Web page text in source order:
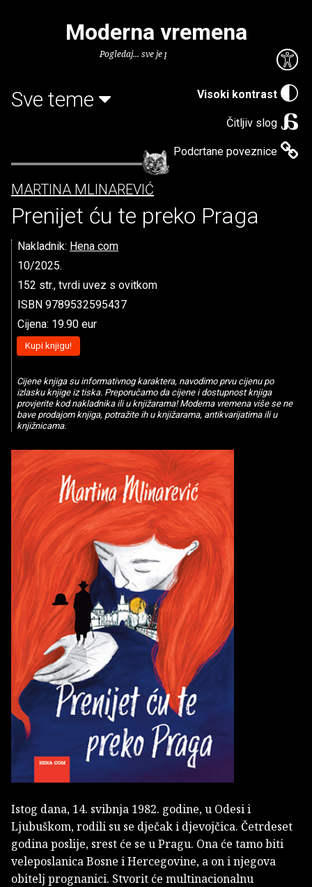
Visoki kontrast
Čitljiv slog
Podcrtane poveznice
Moderna vremena
Pogledaj... sve je puno knjiga.
Sve teme
MARTINA MLINAREVIĆ
Prenijet ću te preko Praga
Nakladnik: Hena com
10/2025.
152 str., tvrdi uvez s ovitkom
ISBN 9789532595437
Cijena: 19.90 eur
Kupi knjigu!
Cijene knjiga su informativnog karaktera, navodimo prvu cijenu po
izlasku knjige iz tiska. Preporučamo da cijene i dostupnost knjiga
provjerite kod nakladnika ili u knjižarama! Moderna vremena više se ne
bave prodajom knjiga, potražite ih u knjižarama, antikvarijatima ili u
knjižnicama.
Istog dana, 14. svibnja 1982. godine, u Odesi i
Ljubuškom, rodili su se dječak i djevojčica. Četrdeset
godina poslije, srest će se u Pragu. Ona će tamo biti
veleposlanica Bosne i Hercegovine, a on i njegova
obitelj prognanici. Stvorit će multinacionalnu